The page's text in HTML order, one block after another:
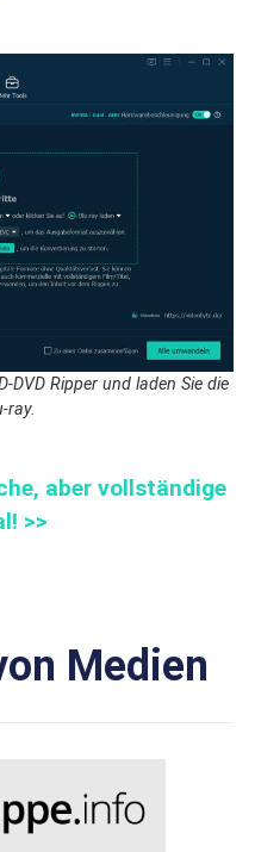
DVD Ripper und laden Sie die
ray.
aber vollständige
>>
Medien